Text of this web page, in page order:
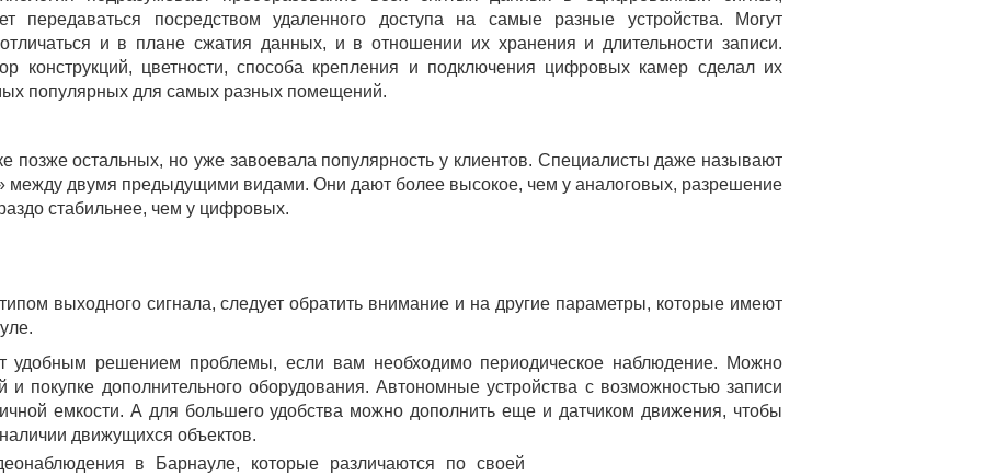
передаваться посредством удаленного доступа на самые разные устройства. Могут
и в плане сжатия данных, и в отношении их хранения и длительности записи.
конструкций, цветности, способа крепления и подключения цифровых камер сделал их
популярных для самых разных помещений.
позже остальных, но уже завоевала популярность у клиентов. Специалисты даже называют
между двумя предыдущими видами. Они дают более высокое, чем у аналоговых, разрешение
стабильнее, чем у цифровых.
выходного сигнала, следует обратить внимание и на другие параметры, которые имеют
удобным решением проблемы, если вам необходимо периодическое наблюдение. Можно
и покупке дополнительного оборудования. Автономные устройства с возможностью записи
емкости. А для большего удобства можно дополнить еще и датчиком движения, чтобы
движущихся объектов.
в Барнауле, которые различаются по своей